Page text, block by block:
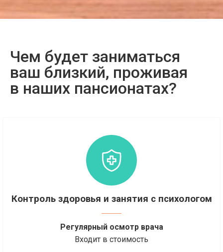
Чем будет заниматься
ваш близкий, проживая
в наших пансионатах?
Контроль здоровья и занятия с психологом
Регулярный осмотр врача
Входит в стоимость